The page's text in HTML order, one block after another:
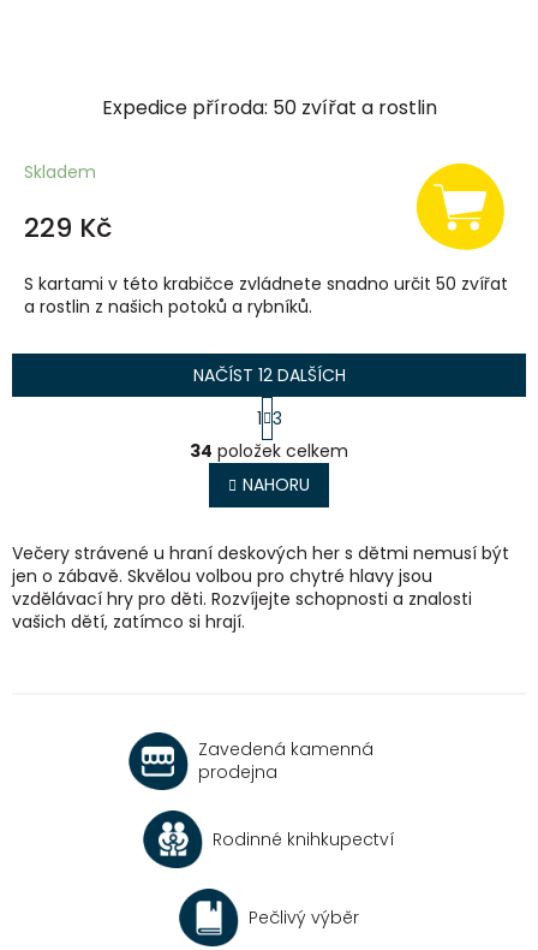
Expedice příroda: 50 zvířat a rostlin
Skladem
229 Kč
S kartami v této krabičce zvládnete snadno určit 50 zvířat
a rostlin z našich potoků a rybníků.
O
v
l
á
a
c
í
v
ý
p
s
u
NAČÍST 12 DALŠÍCH
S
t
r
á
n
k
v
á
n
í
1 3
34 položek celkem
NAHORU
Večery strávené u hraní deskových her s dětmi nemusí být
jen o zábavě. Skvělou volbou pro chytré hlavy jsou
vzdělávací hry pro děti. Rozvíjejte schopnosti a znalosti
vašich dětí, zatímco si hrají.
Zavedená kamenná
prodejna
Rodinné knihkupectví
Pečlivý výběr